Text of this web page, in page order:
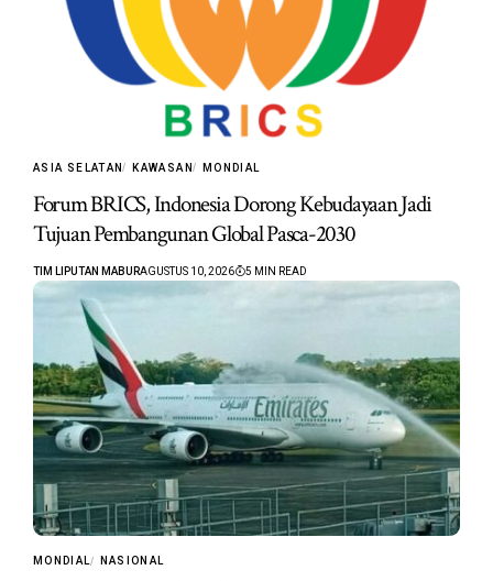
ASIA SELATAN KAWASAN MONDIAL
Forum BRICS, Indonesia Dorong Kebudayaan Jadi
Tujuan Pembangunan Global Pasca-2030
TIM LIPUTAN MABURAGUSTUS 10, 2026 5 MIN READ
MONDIAL NASIONAL